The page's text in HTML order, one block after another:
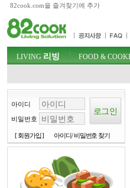
82cook.com을 즐겨찾기에 추가
주메뉴 바로가기
컨텐츠 바로가기
검색 바로가기
로그인 바로가기
주메뉴
LIVING 리빙 FOOD &
아이디
비밀번호
[ 회원가입 ] 아이디/ 비밀번호 찾기